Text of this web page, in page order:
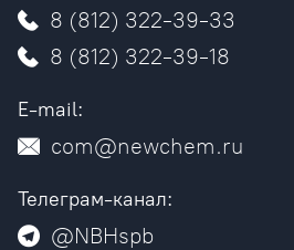
8 (812) 322-39-33
8 (812) 322-39-18
E-mail:
com@newchem.ru
Телеграм-канал:
@NBHspb